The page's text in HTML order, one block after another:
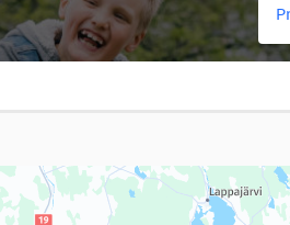
Elementtiä voi käyttää